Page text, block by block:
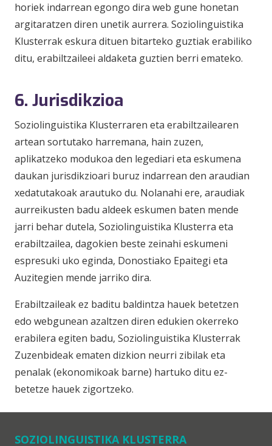
horiek indarrean egongo dira web gune honetan
argitaratzen diren unetik aurrera. Soziolinguistika
Klusterrak eskura dituen bitarteko guztiak erabiliko
ditu, erabiltzaileei aldaketa guztien berri emateko.
6. Jurisdikzioa
Soziolinguistika Klusterraren eta erabiltzailearen
artean sortutako harremana, hain zuzen,
aplikatzeko modukoa den legediari eta eskumena
daukan jurisdikzioari buruz indarrean den araudian
xedatutakoak arautuko du. Nolanahi ere, araudiak
aurreikusten badu aldeek eskumen baten mende
jarri behar dutela, Soziolinguistika Klusterra eta
erabiltzailea, dagokien beste zeinahi eskumeni
espresuki uko eginda, Donostiako Epaitegi eta
Auzitegien mende jarriko dira.
Erabiltzaileak ez baditu baldintza hauek betetzen
edo webgunean azaltzen diren edukien okerreko
erabilera egiten badu, Soziolinguistika Klusterrak
Zuzenbideak ematen dizkion neurri zibilak eta
penalak (ekonomikoak barne) hartuko ditu ez-
betetze hauek zigortzeko.
SOZIOLINGUISTIKA KLUSTERRA